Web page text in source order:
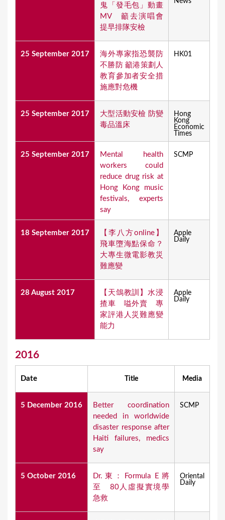
鬼「發毛包」動畫
MV 籲去演唱會
提早排隊安檢
25 September 2017
海外專家指恐襲防
不勝防 籲港策劃人
教育參加者安全措
施應對危機
HK01
25 September 2017
大型活動安檢 防變
毒品溫床
Hong
Kong
Economic
Times
25 September 2017
Mental health
workers could
reduce drug risk at
Hong Kong music
festivals, experts
say
SCMP
18 September 2017
【李八方online】
飛車墮海點保命？
大專生微電影教災
難應變
Apple
Daily
28 August 2017
【天鴿教訓】水浸
揸車 嗌外賣 專
家評港人災難應變
能力
Apple
Daily
2016
Date Title Media
5 December 2016
Better coordination
needed in worldwide
disaster response after
Haiti failures, medics
say
SCMP
5 October 2016
Dr.東：Formula E將
至 80人虛擬實境學
急救
Oriental
Daily